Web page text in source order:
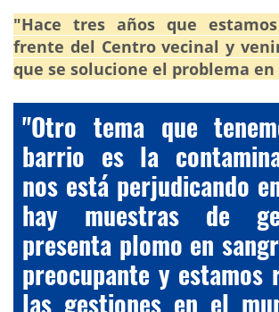
"Hace tres años que
frente del Centro vecinal y
que se solucione el problema en
"Otro tema que
barrio es la
nos está perjudicando
hay muestras de
presenta plomo en
preocupante y estamos
las gestiones en el